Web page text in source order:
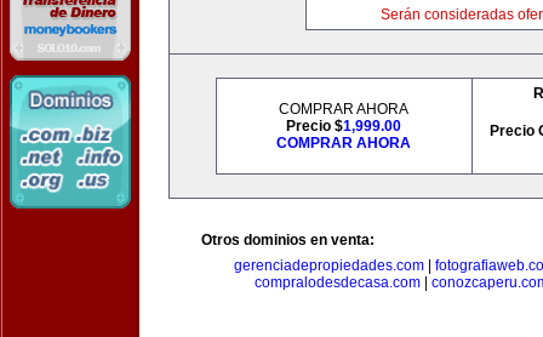
Serán consideradas
COMPRAR AHORA
Precio $1,999.00
COMPRAR AHORA
Precio
Otros dominios en venta:
gerenciadepropiedades.com|
compralodesdecasa.com